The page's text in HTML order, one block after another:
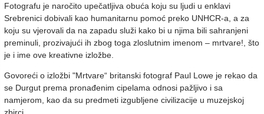
Fotografu je naročito upečatljiva obuća koju su ljudi u enklavi
Srebrenici dobivali kao humanitarnu pomoć preko UNHCR-a, a za
koju su vjerovali da na zapadu služi kako bi u njima bili sahranjeni
preminuli, prozivajući ih zbog toga zloslutnim imenom – mrtvare!, što
je i ime ove kreativne izložbe.
Govoreći o izložbi "Mrtvare“ britanski fotograf Paul Lowe je rekao da
se Durgut prema pronađenim cipelama odnosi pažljivo i sa
namjerom, kao da su predmeti izgubljene civilizacije u muzejskoj
zbirci.